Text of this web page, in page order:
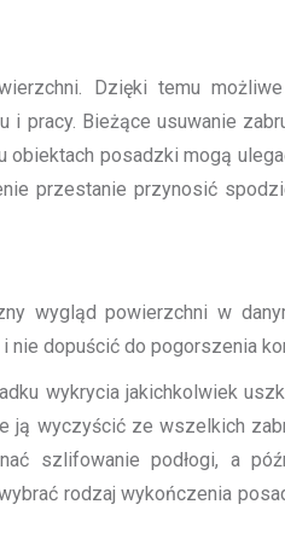
Dzięki temu
i pracy. Bieżące usuwanie
posadzki mogą
przestanie przynosić
wygląd powierzchni w
dopuścić do pogorszenia
wykrycia jakichkolwiek
ją wyczyścić ze wszelkich
szlifowanie podłogi, a
rodzaj wykończenia